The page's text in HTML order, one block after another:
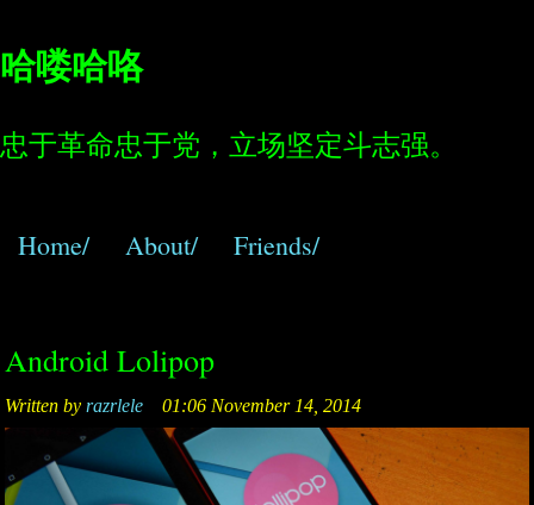
哈喽哈咯
忠于革命忠于党，立场坚定斗志强。
Home/ About/ Friends/
Android Lolipop
Written byrazrlele 01:06 November 14, 2014